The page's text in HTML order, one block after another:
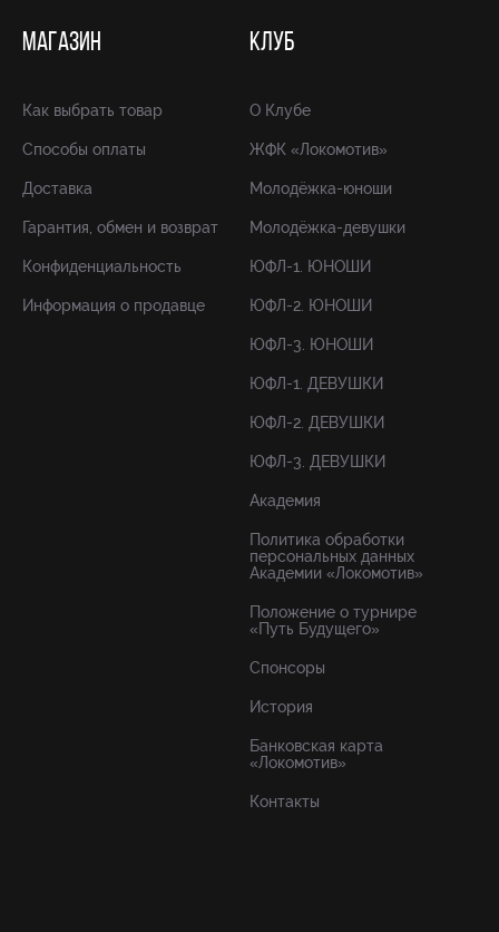
МАГАЗИН
Как выбрать товар
Способы оплаты
Доставка
Гарантия, обмен и возврат
Конфиденциальность
Информация о продавце
КЛУБ
О Клубе
ЖФК «Локомотив»
Молодёжка-юноши
Молодёжка-девушки
ЮФЛ-1. ЮНОШИ
ЮФЛ-2. ЮНОШИ
ЮФЛ-3. ЮНОШИ
ЮФЛ-1. ДЕВУШКИ
ЮФЛ-2. ДЕВУШКИ
ЮФЛ-3. ДЕВУШКИ
Академия
Политика обработки
персональных данных
Академии «Локомотив»
Положение о турнире
«Путь Будущего»
Спонсоры
История
Банковская карта
«Локомотив»
Контакты